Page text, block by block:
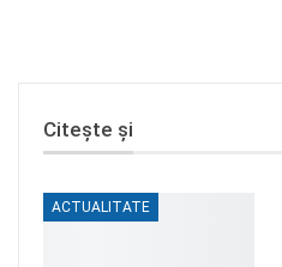
Citește și
ACTUALITATE